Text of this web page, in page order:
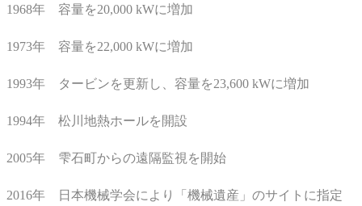
1968年 容量を20,000 kWに増加
1973年 容量を22,000 kWに増加
1993年 タービンを更新し、容量を23,600 kWに増加
1994年 松川地熱ホールを開設
2005年 雫石町からの遠隔監視を開始
2016年 日本機械学会により「機械遺産」のサイトに指定